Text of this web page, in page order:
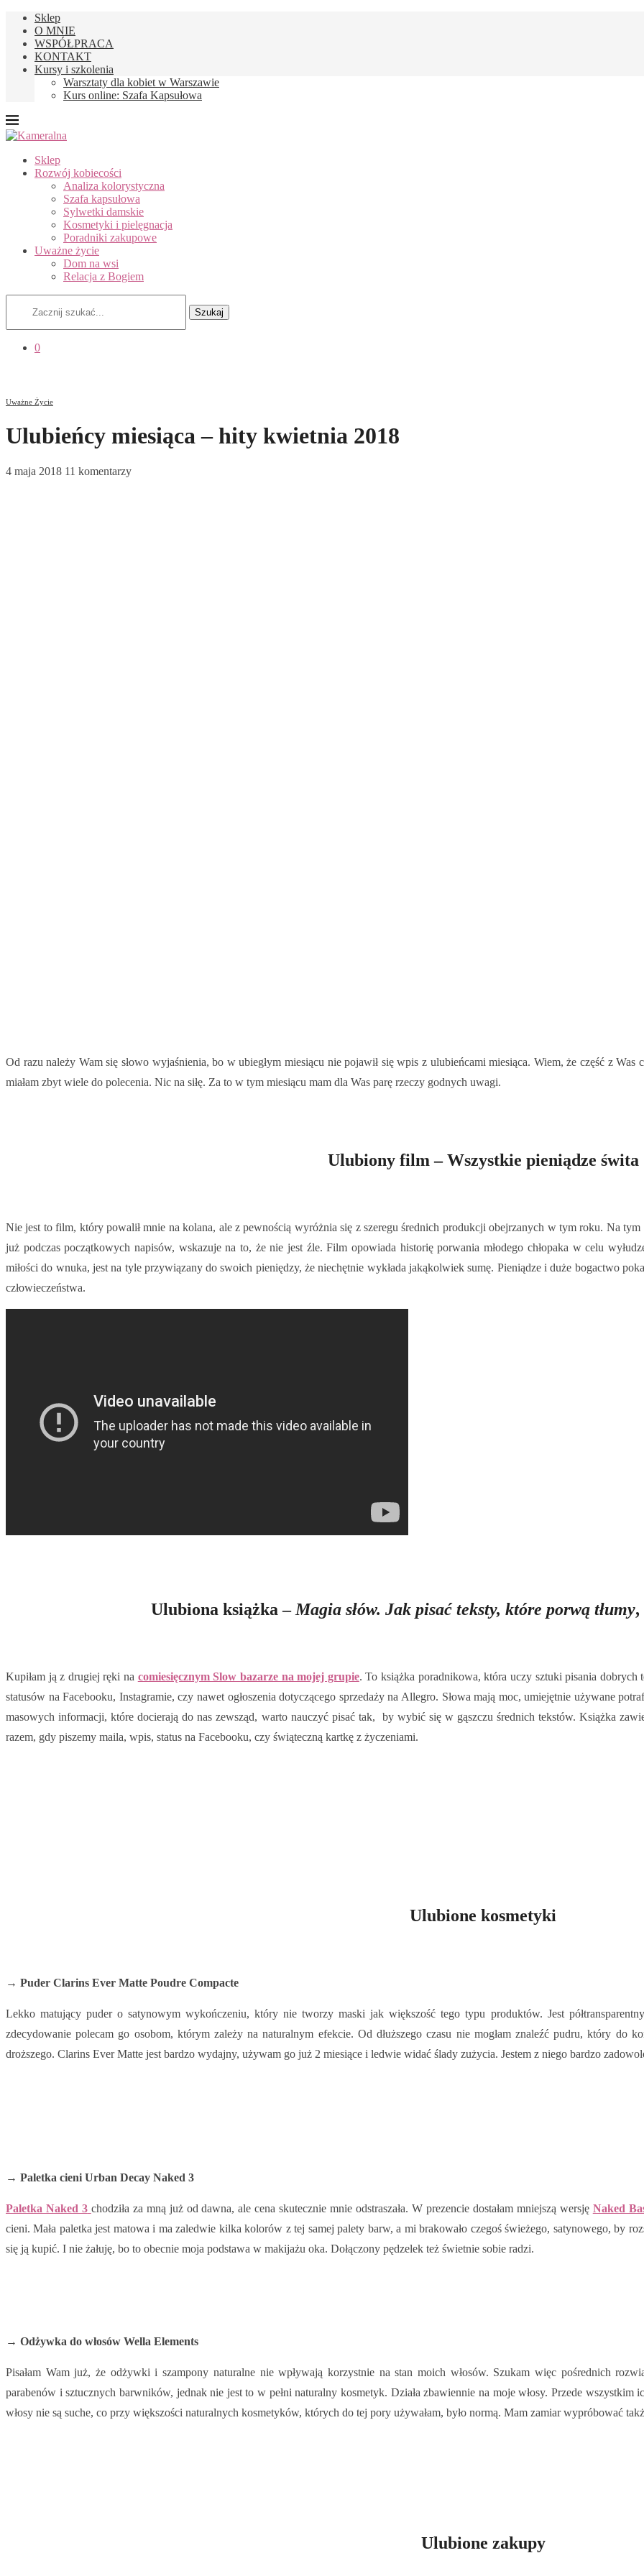
Sklep
O MNIE
WSPÓŁPRACA
KONTAKT
Kursy i szkolenia
Warsztaty dla kobiet w Warszawie
Kurs online: Szafa Kapsułowa
Sklep
Rozwój kobiecości
Analiza kolorystyczna
Szafa kapsułowa
Sylwetki damskie
Kosmetyki i pielęgnacja
Poradniki zakupowe
Uważne życie
Dom na wsi
Relacja z Bogiem
Szukaj
0
Uważne Życie
Ulubieńcy miesiąca – hity kwietnia 2018
4 maja 2018 11 komentarzy
Od razu należy Wam się słowo wyjaśnienia, bo w ubiegłym miesiącu nie pojawił się wpis z ulubieńcami miesiąca. Wiem, że część z
miałam zbyt wiele do polecenia. Nic na siłę. Za to w tym miesiącu mam dla Was parę rzeczy godnych uwagi.
Ulubiony film – Wszystkie pieniądze świta
Nie jest to film, który powalił mnie na kolana, ale z pewnością wyróżnia się z szeregu średnich produkcji obejrzanych w tym roku. Na
już podczas początkowych napisów, wskazuje na to, że nie jest źle. Film opowiada historię porwania młodego chłopaka w celu
miłości do wnuka, jest na tyle przywiązany do swoich pieniędzy, że niechętnie wykłada jakąkolwiek sumę. Pieniądze i duże bogactwo
człowieczeństwa.
Ulubiona książka – Magia słów. Jak pisać teksty, które porwą tłumy,
Kupiłam ją z drugiej ręki na comiesięcznym Slow bazarze na mojej grupie. To książka poradnikowa, która uczy sztuki pisania
statusów na Facebooku, Instagramie, czy nawet ogłoszenia dotyczącego sprzedaży na Allegro. Słowa mają moc, umiejętnie używane
masowych informacji, które docierają do nas zewsząd, warto nauczyć pisać tak, by wybić się w gąszczu średnich tekstów. Książka
razem, gdy piszemy maila, wpis, status na Facebooku, czy świąteczną kartkę z życzeniami.
Ulubione kosmetyki
→ Puder Clarins Ever Matte Poudre Compacte
Lekko matujący puder o satynowym wykończeniu, który nie tworzy maski jak większość tego typu produktów. Jest
zdecydowanie polecam go osobom, którym zależy na naturalnym efekcie. Od dłuższego czasu nie mogłam znaleźć pudru, który do
droższego. Clarins Ever Matte jest bardzo wydajny, używam go już 2 miesiące i ledwie widać ślady zużycia. Jestem z niego bardzo
→ Paletka cieni Urban Decay Naked 3
Paletka Naked 3 chodziła za mną już od dawna, ale cena skutecznie mnie odstraszała. W prezencie dostałam mniejszą wersję Naked
cieni. Mała paletka jest matowa i ma zaledwie kilka kolorów z tej samej palety barw, a mi brakowało czegoś świeżego, satynowego, by
się ją kupić. I nie żałuję, bo to obecnie moja podstawa w makijażu oka. Dołączony pędzelek też świetnie sobie radzi.
→ Odżywka do włosów Wella Elements
Pisałam Wam już, że odżywki i szampony naturalne nie wpływają korzystnie na stan moich włosów. Szukam więc pośrednich
parabenów i sztucznych barwników, jednak nie jest to w pełni naturalny kosmetyk. Działa zbawiennie na moje włosy. Przede wszystkim
włosy nie są suche, co przy większości naturalnych kosmetyków, których do tej pory używałam, było normą. Mam zamiar wypróbować
Ulubione zakupy